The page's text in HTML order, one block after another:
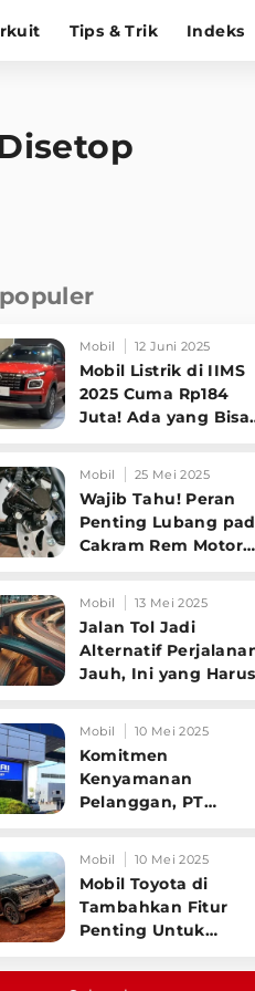
Tips & Trik Indeks
Mobil 12 Juni 2025
Mobil Listrik di IIMS
2025 Cuma Rp184
Juta! Ada yang Bisa
Tampilannya Gak
Main-ma
Mobil 25 Mei 2025
Wajib Tahu! Peran
Penting Lubang
Cakram Rem Motor
Berkendara
Mobil 13 Mei 2025
Jalan Tol Jadi
Alternatif
Jauh, Ini yang Harus
Pengendara
Mobil 10 Mei 2025
Komitmen
Kenyamanan
Pelanggan, PT
Indonesia Perbaharui
Software mobil
Mobil 10 Mei 2025
Mobil Toyota di
Tambahkan Fitur
Penting Untuk
Pengendara dan